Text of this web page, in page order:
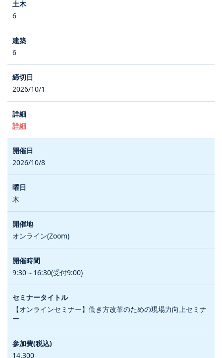
6
6
2026/10/1
詳細
2026/10/8
木
オンライン(Zoom)
9:30～16:30(受付9:00)
【オンラインセミナー】働き方改革のための現場力向上セミナ
ー
14,300